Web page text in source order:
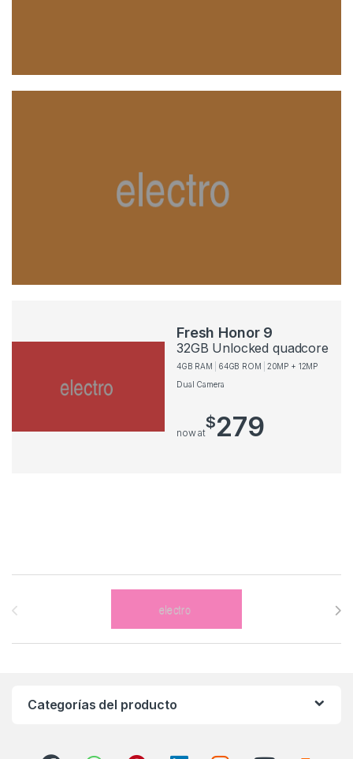
Fresh Honor 9
32GB Unlocked quadcore
4GB RAM 64GB ROM
20MP + 12MP
Dual Camera
now at
$279
Brands Carousel
Categorías del producto